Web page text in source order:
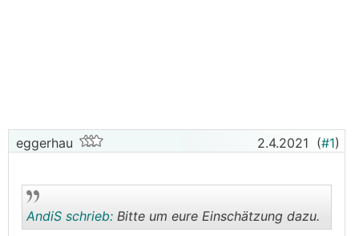
eggerhau 2.4.2021 (#1)
AndiS schrieb: Bitte um eure Einschätzung dazu.